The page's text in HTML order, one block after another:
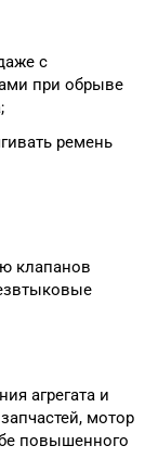
с
при обрыве
ремень
клапанов
агрегата и
мотор
повышенного